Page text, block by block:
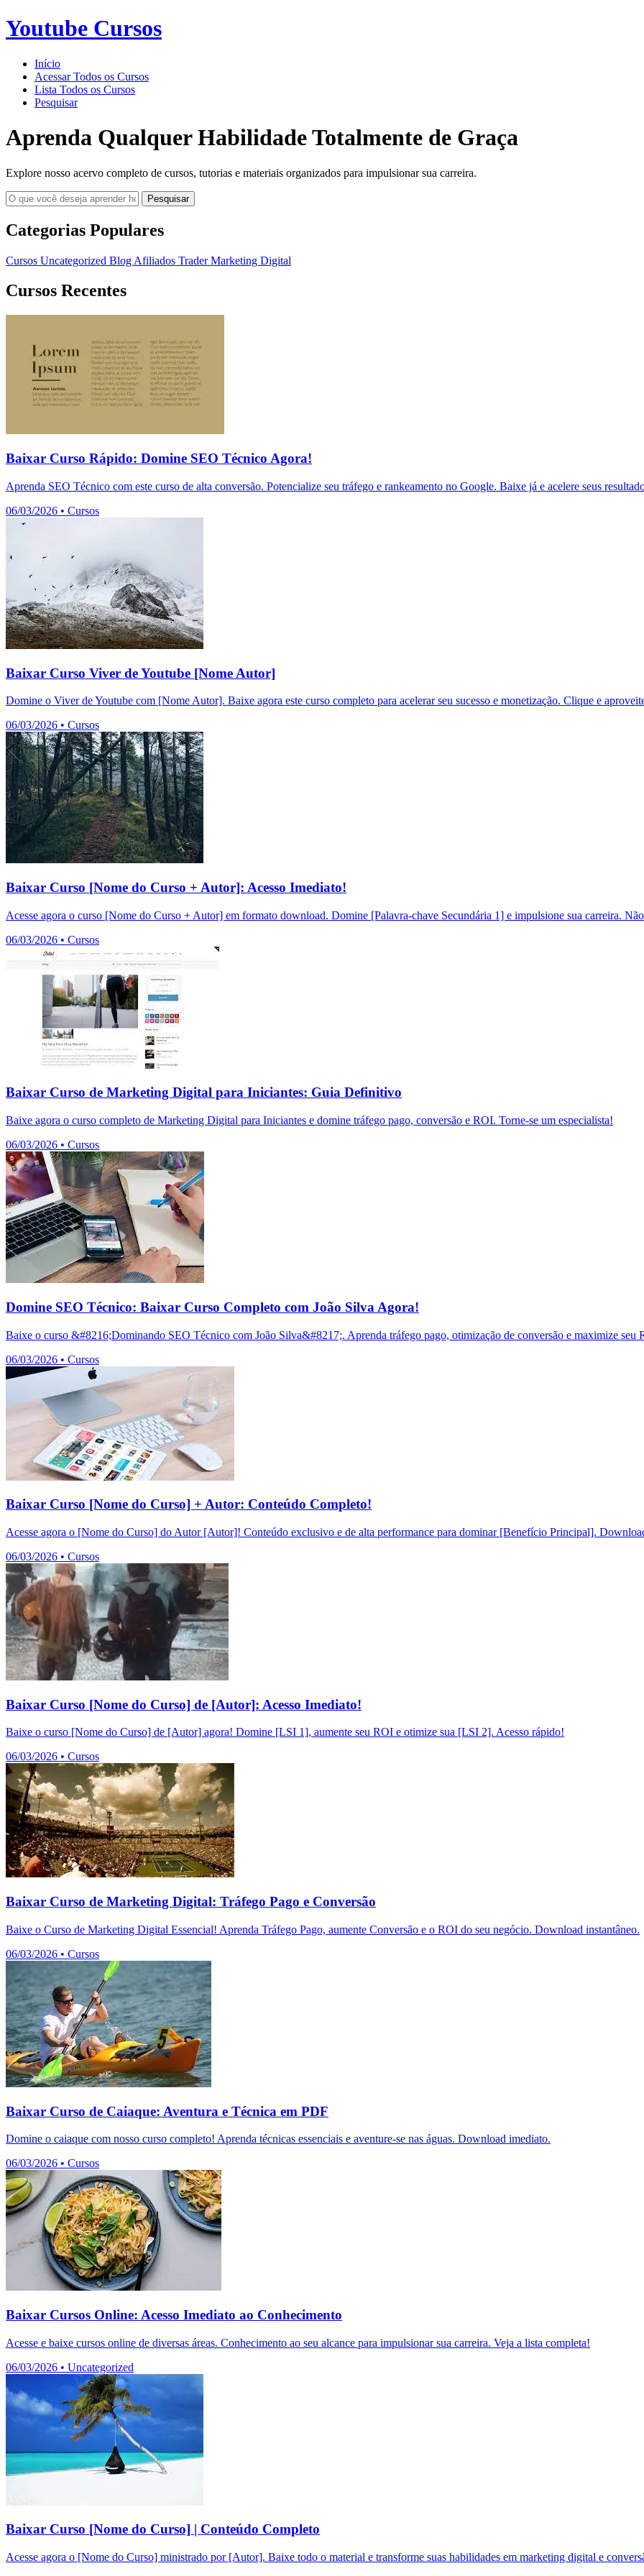
Youtube Cursos
Início
Acessar Todos os Cursos
Lista Todos os Cursos
Pesquisar
Aprenda Qualquer Habilidade Totalmente de Graça
Explore nosso acervo completo de cursos, tutorias e materiais organizados para impulsionar sua carreira.
Pesquisar
Categorias Populares
Cursos Uncategorized Blog Afiliados TraderMarketing Digital
Cursos Recentes
Baixar Curso Rápido: Domine SEO Técnico Agora!
Aprenda SEO Técnico com este curso de alta conversão. Potencialize seu tráfego e rankeamento no Google. Baixe já e acelere seus
06/03/2026 • Cursos
Baixar Curso Viver de Youtube [Nome Autor]
Domine o Viver de Youtube com [Nome Autor]. Baixe agora este curso completo para acelerar seu sucesso e monetização. Clique e
06/03/2026 • Cursos
Baixar Curso [Nome do Curso + Autor]: Acesso Imediato!
Acesse agora o curso [Nome do Curso + Autor] em formato download. Domine [Palavra-chave Secundária 1] e impulsione sua carreira.
06/03/2026 • Cursos
Baixar Curso de Marketing Digital para Iniciantes: Guia Definitivo
Baixe agora o curso completo de Marketing Digital para Iniciantes e domine tráfego pago, conversão e ROI. Torne-se um especialista!
06/03/2026 • Cursos
Domine SEO Técnico: Baixar Curso Completo com João Silva Agora!
Baixe o curso &#8216;Dominando SEO Técnico com João Silva&#8217;. Aprenda tráfego pago, otimização de conversão e maximize seu
06/03/2026 • Cursos
Baixar Curso [Nome do Curso] + Autor: Conteúdo Completo!
Acesse agora o [Nome do Curso] do Autor [Autor]! Conteúdo exclusivo e de alta performance para dominar [Benefício Principal].
06/03/2026 • Cursos
Baixar Curso [Nome do Curso] de [Autor]: Acesso Imediato!
Baixe o curso [Nome do Curso] de [Autor] agora! Domine [LSI 1], aumente seu ROI e otimize sua [LSI 2]. Acesso rápido!
06/03/2026 • Cursos
Baixar Curso de Marketing Digital: Tráfego Pago e Conversão
Baixe o Curso de Marketing Digital Essencial! Aprenda Tráfego Pago, aumente Conversão e o ROI do seu negócio. Download instantâneo.
06/03/2026 • Cursos
Baixar Curso de Caiaque: Aventura e Técnica em PDF
Domine o caiaque com nosso curso completo! Aprenda técnicas essenciais e aventure-se nas águas. Download imediato.
06/03/2026 • Cursos
Baixar Cursos Online: Acesso Imediato ao Conhecimento
Acesse e baixe cursos online de diversas áreas. Conhecimento ao seu alcance para impulsionar sua carreira. Veja a lista completa!
06/03/2026 • Uncategorized
Baixar Curso [Nome do Curso] | Conteúdo Completo
Acesse agora o [Nome do Curso] ministrado por [Autor]. Baixe todo o material e transforme suas habilidades em marketing digital e